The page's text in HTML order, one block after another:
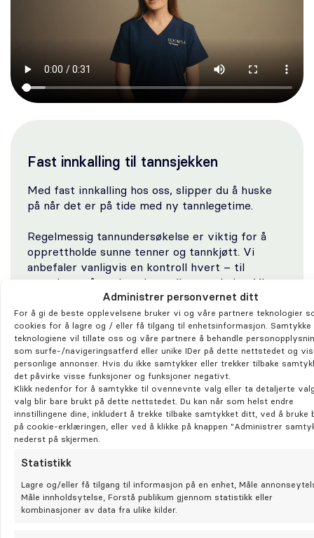
Administrer personvernet ditt
For å gi de beste opplevelsene bruker vi og våre partnere teknologier
cookies for å lagre og / eller få tilgang til enhetsinformasjon. Samtykke
teknologiene vil tillate oss og våre partnere å behandle
som surfe-/navigeringsatferd eller unike IDer på dette nettstedet og
personlige annonser. Hvis du ikke samtykker eller trekker tilbake
det påvirke visse funksjoner og funksjoner negativt.
Klikk nedenfor for å samtykke til ovennevnte valg eller ta detaljerte
valg blir bare brukt på dette nettstedet. Du kan når som helst endre
innstillingene dine, inkludert å trekke tilbake samtykket ditt, ved å bruke
på cookie-erklæringen, eller ved å klikke på knappen "Administrer
nederst på skjermen.
Statistikk
Lagre og/eller få tilgang til informasjon på en enhet, Måle
Måle innholdsytelse, Forstå publikum gjennom statistikk eller
kombinasjoner av data fra ulike kilder.
Fast innkalling til tannsjekken
Med fast innkalling hos oss, slipper du å huske
på når det er på tide med ny tannlegetime.
Regelmessig tannundersøkelse er viktig for å
opprettholde sunne tenner og tannkjøtt. Vi
anbefaler vanligvis en kontroll hvert – til
annethvert år, avhengig av din munnhelse. Vi
avtaler intervall etter din første undersøkelse.
Om du har foretrukne dager eller tidspunkter,
tilpasser vi innkallingen slik at timene settes opp
etter dine preferanser. Timer kan flyttes om
nødvendig.
Ønsker du fast innkalling? Send oss enmail her
Klinikken i media